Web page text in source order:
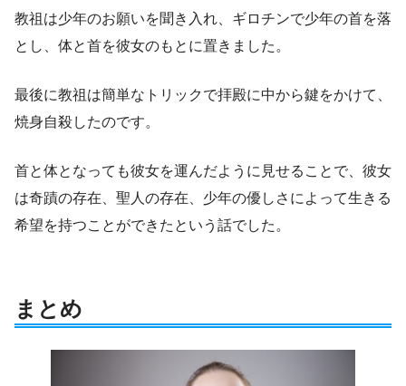
教祖は少年のお願いを聞き入れ、ギロチンで少年の首を落
とし、体と首を彼女のもとに置きました。
最後に教祖は簡単なトリックで拝殿に中から鍵をかけて、
焼身自殺したのです。
首と体となっても彼女を運んだように見せることで、彼女
は奇蹟の存在、聖人の存在、少年の優しさによって生きる
希望を持つことができたという話でした。
まとめ